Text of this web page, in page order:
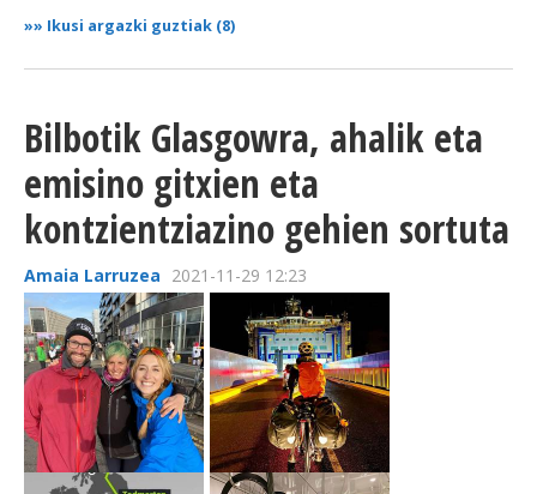
»» Ikusi argazki guztiak (8)
Bilbotik Glasgowra, ahalik eta
emisino gitxien eta
kontzientziazino gehien sortuta
Amaia Larruzea 2021-11-29 12:23